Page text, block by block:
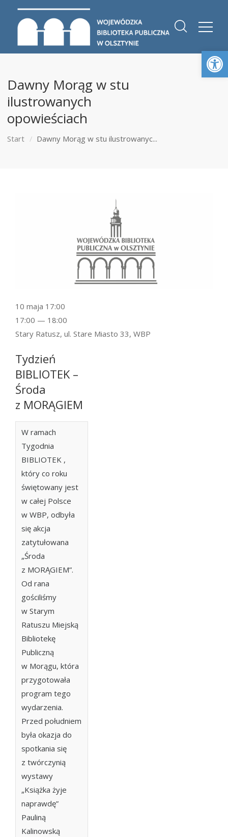
Dawny Morąg w stu
ilustrowanych
opowieściach
Start Dawny Morąg w stu ilustrowanyc...
Tydzień
BIBLIOTEK –
Środa
z MORĄGIEM
W ramach
Tygodnia
BIBLIOTEK ,
który co roku
świętowany jest
w całej Polsce
w WBP, odbyła
się akcja
zatytułowana
„Środa
z MORĄGIEM”.
Od rana
gościliśmy
w Starym
Ratuszu Miejską
Bibliotekę
Publiczną
w Morągu, która
przygotowała
program tego
wydarzenia.
Przed południem
była okazja do
spotkania się
z twórczynią
wystawy
„Książka żyje
naprawdę”
Pauliną
Kalinowską
10 maja 17:00
17:00 — 18:00
Stary Ratusz, ul. Stare Miasto 33, WBP